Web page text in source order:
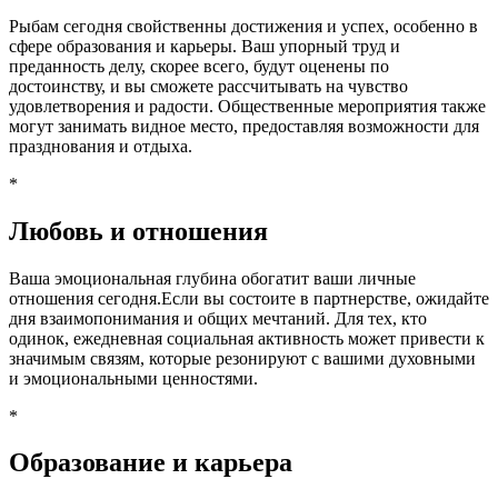
Рыбам сегодня свойственны достижения и успех, особенно в
сфере образования и карьеры. Ваш упорный труд и
преданность делу, скорее всего, будут оценены по
достоинству, и вы сможете рассчитывать на чувство
удовлетворения и радости. Общественные мероприятия также
могут занимать видное место, предоставляя возможности для
празднования и отдыха.
*
Любовь и отношения
Ваша эмоциональная глубина обогатит ваши личные
отношения сегодня.Если вы состоите в партнерстве, ожидайте
дня взаимопонимания и общих мечтаний. Для тех, кто
одинок, ежедневная социальная активность может привести к
значимым связям, которые резонируют с вашими духовными
и эмоциональными ценностями.
*
Образование и карьера